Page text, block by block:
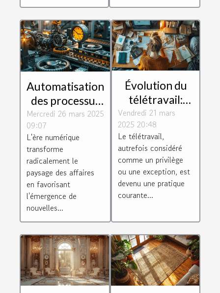
Automatisation
des processus
d'affaires gains
d'efficacité et
réduction de
coûts
Mercredi 26 mars 2025
09:07
L'ère numérique
transforme
radicalement le
paysage des affaires
en favorisant
l'émergence de
nouvelles...
Évolution du
télétravail:
impact sur la
culture
d'entreprise et
la productivité
Vendredi 21 mars
2025 20:48
Le télétravail,
autrefois considéré
comme un privilège
ou une exception, est
devenu une pratique
courante...